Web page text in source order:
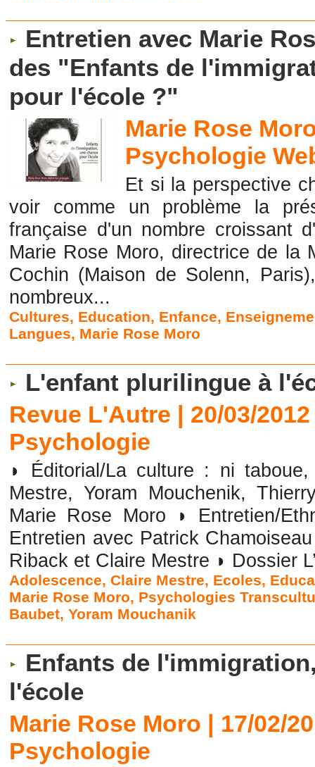
Entretien avec Marie
des "Enfants de
pour l'école ?"
Marie Rose
Psychologie
Et si la perspective
voir comme un problème la
française d'un nombre croissant
Marie Rose Moro, directrice de la
Cochin (Maison de Solenn,
nombreux...
Cultures, Education, Enfance,
Langues, Marie Rose Moro
L'enfant plurilingue à
Revue L'Autre | 20/03/2012
Psychologie
◗ Éditorial/La culture : ni
Mestre, Yoram Mouchenik,
Marie Rose Moro ◗ Entretien/
Entretien avec Patrick
Riback et Claire Mestre ◗ Dossier
Adolescence,Claire Mestre, Ecoles,
Marie Rose Moro, Psychologies
Baubet,Yoram Mouchanik
Enfants de
l'école
Marie Rose Moro | 17/02/
Psychologie